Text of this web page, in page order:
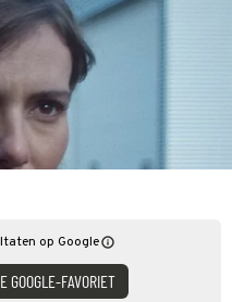
op Google
GOOGLE-FAVORIET